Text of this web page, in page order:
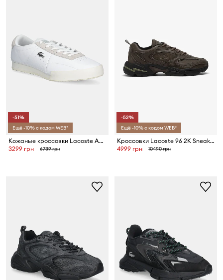
-51%
Ещё -10% с кодом WEB*
Кожаные кроссовки Lacoste AURA
3299 грн
6739 грн
-52%
Ещё -10% с кодом WEB*
Кроссовки Lacoste 96 2K Sneakers Rene
4999 грн
10490 грн